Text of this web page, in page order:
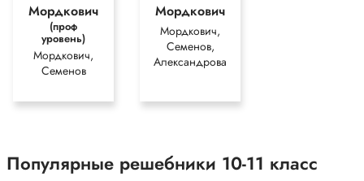
Мордкович
(проф
уровень)
Мордкович,
Семенов
Мордкович
Мордкович,
Семенов,
Александрова
Популярные решебники 10-11 класс